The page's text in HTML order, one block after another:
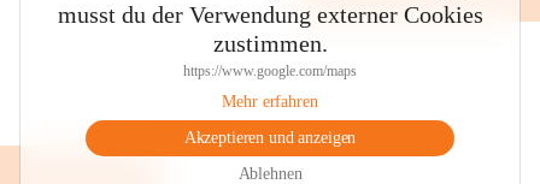
musst du der Verwendung externer Cookies
zustimmen.
https://www.google.com/maps
Mehr erfahren
Akzeptieren und anzeigen
Ablehnen